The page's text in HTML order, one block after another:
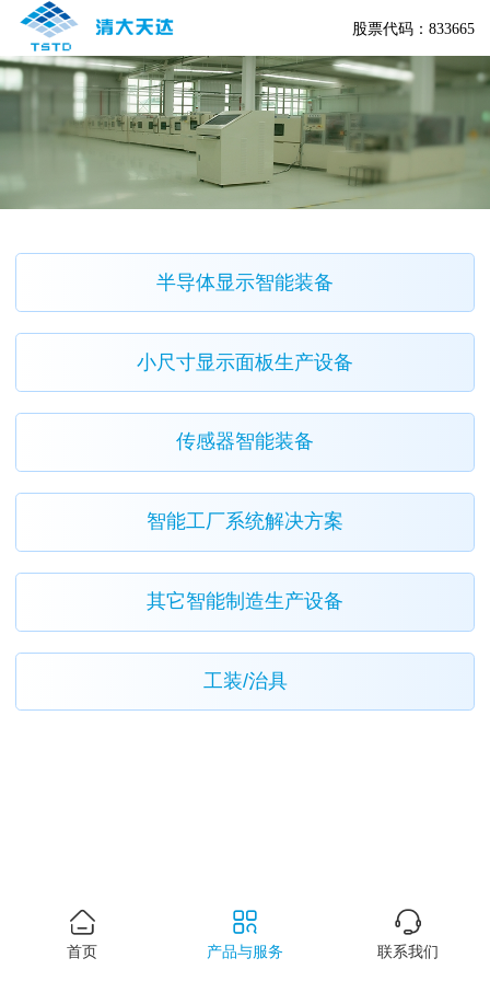
股票代码：833665
半导体显示智能装备
小尺寸显示面板生产设备
传感器智能装备
智能工厂系统解决方案
其它智能制造生产设备
工装/治具
首页 产品与服务 联系我们